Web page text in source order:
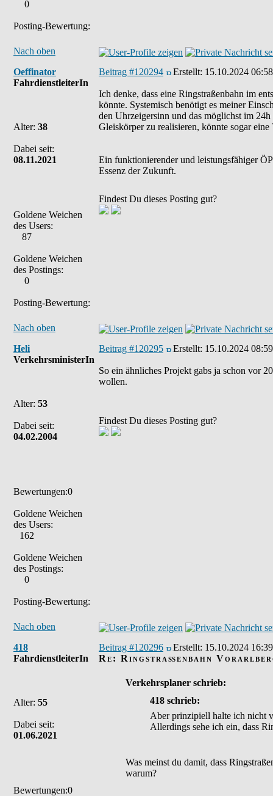
0
Posting-Bewertung:
Nach oben
Oeffinator
FahrdienstleiterIn
Alter: 38
Dabei seit:
08.11.2021
Goldene Weichen
des Users:
87
Goldene Weichen
des Postings:
0
Posting-Bewertung:
Beitrag #120294 Erstellt: 15.10.2024 06:58
Ich denke, dass eine Ringstraßenbahn im
könnte. Systemisch benötigt es meiner
den Uhrzeigersinn und das möglichst im
Gleiskörper zu realisieren, könnte sogar
Ein funktionierender und leistungsfähiger
Essenz der Zukunft.
Findest Du dieses Posting gut?
Nach oben
Heli
VerkehrsministerIn
Alter: 53
Dabei seit:
04.02.2004
Bewertungen:0
Goldene Weichen
des Users:
162
Goldene Weichen
des Postings:
0
Posting-Bewertung:
Beitrag #120295 Erstellt: 15.10.2024 08:59
So ein ähnliches Projekt gabs ja schon vor
wollen.
Findest Du dieses Posting gut?
Nach oben
418
FahrdienstleiterIn
Alter: 55
Dabei seit:
01.06.2021
Bewertungen:0
Beitrag #120296 Erstellt: 15.10.2024 16:39
Re: Ringstraßenbahn
Verkehrsplaner schrieb:
418 schrieb:
Aber prinzipiell halte ich nicht
Allerdings sehe ich ein, dass
Was meinst du damit, dass
warum?